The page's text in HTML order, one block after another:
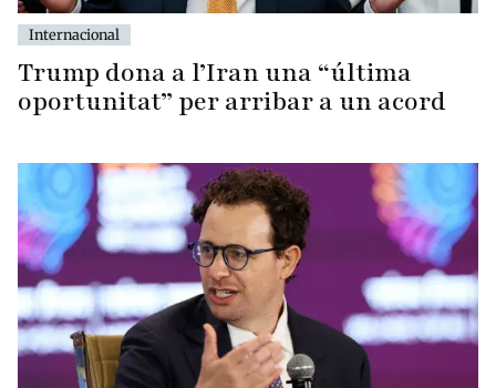
Internacional
Trump dona a l’Iran una “última
oportunitat” per arribar a un acord